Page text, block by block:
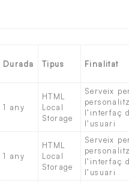
Durada Tipus Finalitat
1 any
HTML
Local
Storage
Serveix
l’interfaç
l’usuari
1 any
HTML
Local
Storage
Serveix
l’interfaç
l’usuari